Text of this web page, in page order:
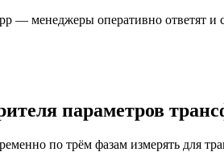
— менеджеры оперативно ответят и
параметров
по трём фазам измерять для